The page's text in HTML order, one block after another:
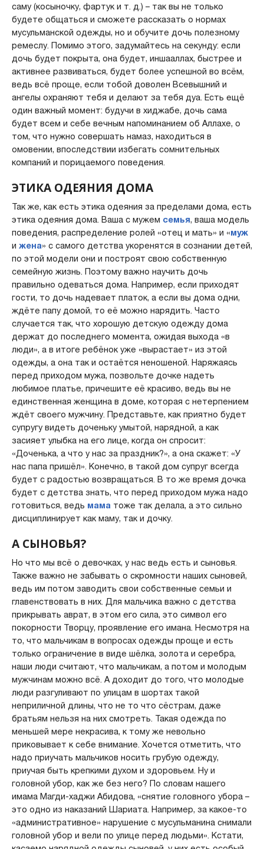
саму (косыночку, фартук и т. д.) – так вы не только
будете общаться и сможете рассказать о нормах
мусульманской одежды, но и обучите дочь полезному
ремеслу. Помимо этого, задумайтесь на секунду: если
дочь будет покрыта, она будет, иншааллах, быстрее и
активнее развиваться, будет более успешной во всём,
ведь всё проще, если тобой доволен Всевышний и
ангелы охраняют тебя и делают за тебя дуа. Есть ещё
один важный момент: будучи в хиджабе, дочь сама
будет всем и себе вечным напоминанием об Аллахе, о
том, что нужно совершать намаз, находиться в
омовении, впоследствии избегать сомнительных
компаний и порицаемого поведения.
ЭТИКА ОДЕЯНИЯ ДОМА
Так же, как есть этика одеяния за пределами дома, есть
этика одеяния дома. Ваша с мужем семья, ваша модель
поведения, распределение ролей «отец и мать» и «муж
и жена» с самого детства укоренятся в сознании детей,
по этой модели они и построят свою собственную
семейную жизнь. Поэтому важно научить дочь
правильно одеваться дома. Например, если приходят
гости, то дочь надевает платок, а если вы дома одни,
ждёте папу домой, то её можно нарядить. Часто
случается так, что хорошую детскую одежду дома
держат до последнего момента, ожидая выхода «в
люди», а в итоге ребёнок уже «вырастает» из этой
одежды, а она так и остаётся неношеной. Наряжаясь
перед приходом мужа, позвольте дочке надеть
любимое платье, причешите её красиво, ведь вы не
единственная женщина в доме, которая с нетерпением
ждёт своего мужчину. Представьте, как приятно будет
супругу видеть доченьку умытой, нарядной, а как
засияет улыбка на его лице, когда он спросит:
«Доченька, а что у нас за праздник?», а она скажет: «У
нас папа пришёл». Конечно, в такой дом супруг всегда
будет с радостью возвращаться. В то же время дочка
будет с детства знать, что перед приходом мужа надо
готовиться, ведь маматоже так делала, а это сильно
дисциплинирует как маму, так и дочку.
А СЫНОВЬЯ?
Но что мы всё о девочках, у нас ведь есть и сыновья.
Также важно не забывать о скромности наших сыновей,
ведь им потом заводить свои собственные семьи и
главенствовать в них. Для мальчика важно с детства
прикрывать аврат, в этом его сила, это символ его
покорности Творцу, проявление его имана. Несмотря на
то, что мальчикам в вопросах одежды проще и есть
только ограничение в виде шёлка, золота и серебра,
наши люди считают, что мальчикам, а потом и молодым
мужчинам можно всё. А доходит до того, что молодые
люди разгуливают по улицам в шортах такой
неприличной длины, что не то что сёстрам, даже
братьям нельзя на них смотреть. Такая одежда по
меньшей мере некрасива, к тому же невольно
приковывает к себе внимание. Хочется отметить, что
надо приучать мальчиков носить грубую одежду,
приучая быть крепкими духом и здоровьем. Ну и
головной убор, как же без него? По словам нашего
имама Магди-хаджи Абидова, «снятие головного убора –
это одно из наказаний Шариата. Например, за какое-то
«административное» нарушение с мусульманина снимали
головной убор и вели по улице перед людьми». Кстати,